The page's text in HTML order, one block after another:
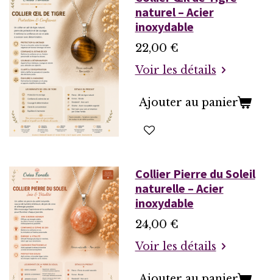
naturel – Acier
inoxydable
22,00 €
Voir les détails
Ajouter au panier
Collier Pierre du Soleil
naturelle – Acier
inoxydable
24,00 €
Voir les détails